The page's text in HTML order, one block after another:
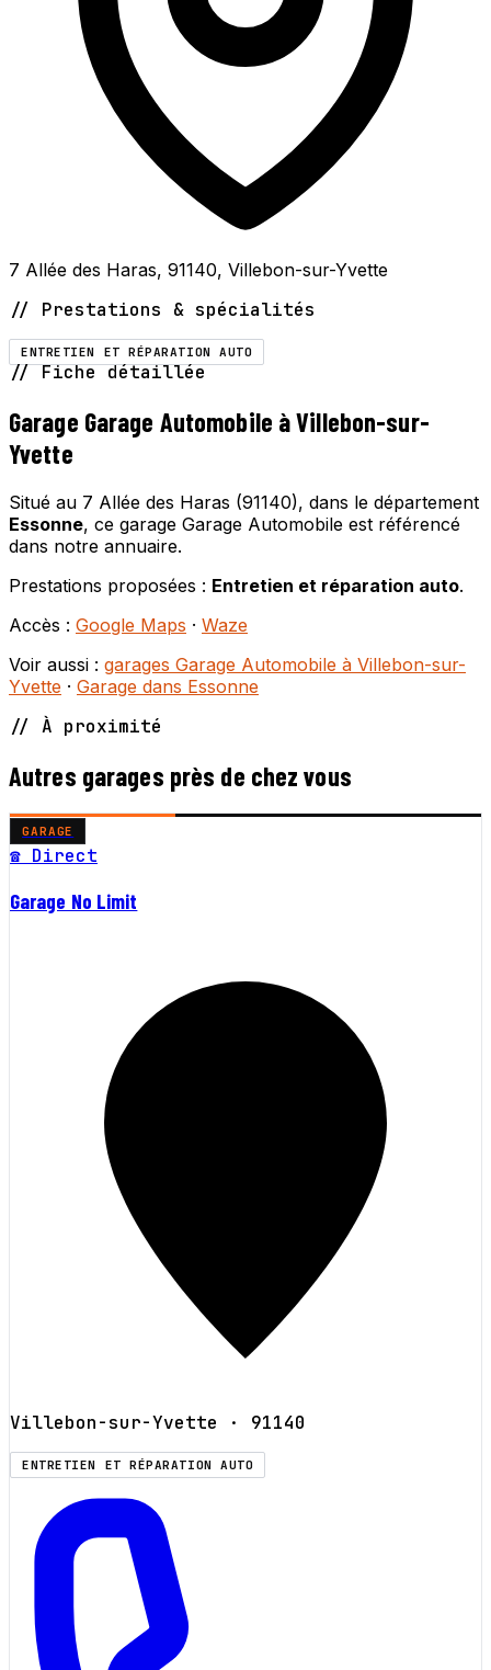
7 Allée des Haras, 91140, Villebon-sur-Yvette
// Prestations & spécialités
ENTRETIEN ET RÉPARATION AUTO
// Fiche détaillée
Garage Garage Automobile à Villebon-sur-
Yvette
Situé au 7 Allée des Haras (91140), dans le département
Essonne, ce garage Garage Automobile est référencé
dans notre annuaire.
Prestations proposées : Entretien et réparation auto.
Accès : Google Maps · Waze
Voir aussi : garages Garage Automobile à Villebon-sur-
Yvette · Garage dans Essonne
// À proximité
Autres garages près de chez vous
GARAGE
☎ Direct
Garage No Limit
Villebon-sur-Yvette · 91140
ENTRETIEN ET RÉPARATION AUTO